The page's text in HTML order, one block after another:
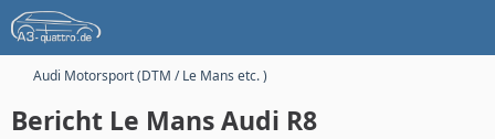
Audi Motorsport (DTM / Le Mans etc. )
Bericht Le Mans Audi R8